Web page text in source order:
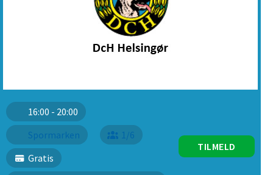
16:00 - 20:00
Spormarken
1/6
Gratis
TILMELD